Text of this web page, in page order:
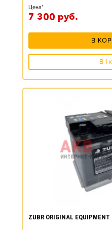
Цена*
7 300 руб.
В
В 1
ZUBR ORIGINAL